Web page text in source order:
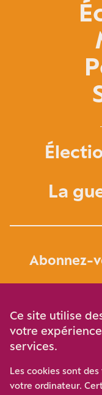
La
Abonnez-
Participez à notre
Ce site utilise
votre
services.
Les cookies sont
votre ordinateur.